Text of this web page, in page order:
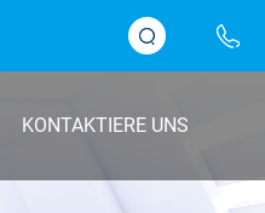
KONTAKTIERE UNS